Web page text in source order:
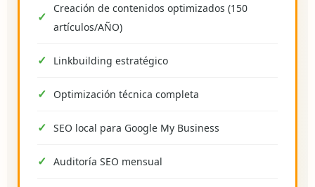
Creación de contenidos optimizados (150
artículos/AÑO)
Linkbuilding estratégico
Optimización técnica completa
SEO local para Google My Business
Auditoría SEO mensual